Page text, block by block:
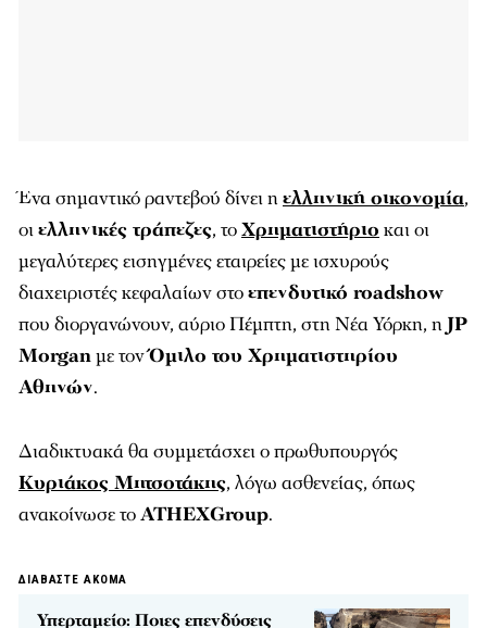
Ένα σημαντικό ραντεβού δίνει ηελληνική οικονομία,
οιελληνικές τράπεζες, τοΧρηματιστήριο και οι
μεγαλύτερες εισηγμένες εταιρείες με ισχυρούς
διαχειριστές κεφαλαίων στοεπενδυτικό roadshow
που διοργανώνουν, αύριο Πέμπτη, στη Νέα Υόρκη, η JP
Morganμε τονΌμιλο του Χρηματιστηρίου
Αθηνών.
Διαδικτυακά θα συμμετάσχει ο πρωθυπουργός
Κυριάκος Μητσοτάκης, λόγω ασθενείας, όπως
ανακοίνωσε τοATHEXGroup.
ΔΙΑΒΑΣΤΕ ΑΚΟΜΑ
Υπερταμείο: Ποιες επενδύσεις